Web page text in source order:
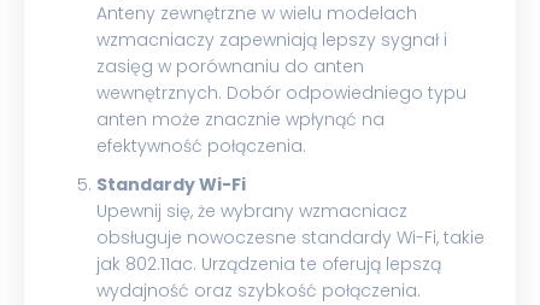
Anteny zewnętrzne w wielu modelach
wzmacniaczy zapewniają lepszy sygnał i
zasięg w porównaniu do anten
wewnętrznych. Dobór odpowiedniego typu
anten może znacznie wpłynąć na
efektywność połączenia.
Standardy Wi-Fi
Upewnij się, że wybrany wzmacniacz
obsługuje nowoczesne standardy Wi-Fi, takie
jak 802.11ac. Urządzenia te oferują lepszą
wydajność oraz szybkość połączenia.